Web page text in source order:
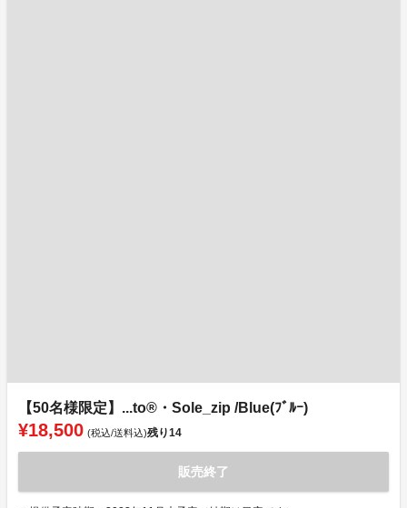
【50名様限定】...to®・Sole_zip /Blue(ﾌﾞﾙｰ)
¥18,500 (税込/送料込)残り14
販売終了